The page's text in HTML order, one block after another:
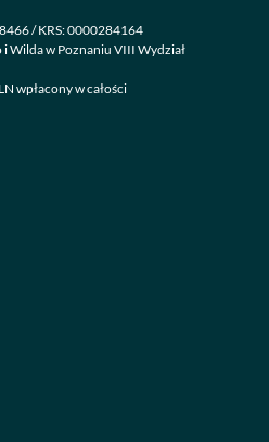
/ KRS: 0000284164
Wilda w Poznaniu VIII Wydział
wpłacony w całości